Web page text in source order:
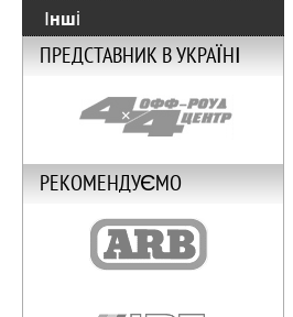
Інші
ПРЕДСТАВНИК В УКРАЇНІ
РЕКОМЕНДУЄМО